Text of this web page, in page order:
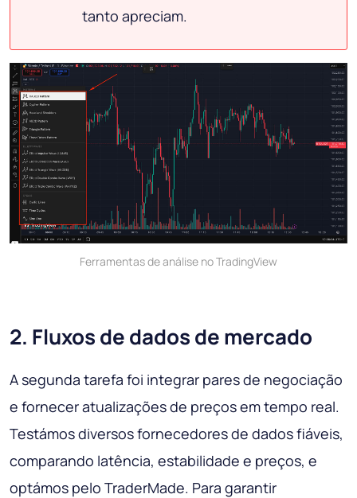
tanto apreciam.
Ferramentas de análise no TradingView
2. Fluxos de dados de mercado
A segunda tarefa foi integrar pares de negociação
e fornecer atualizações de preços em tempo real.
Testámos diversos fornecedores de dados fiáveis,
comparando latência, estabilidade e preços, e
optámos pelo TraderMade. Para garantir